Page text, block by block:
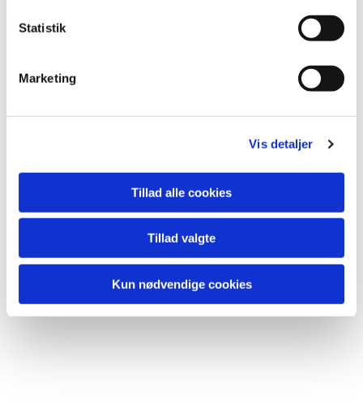
Statistik
Marketing
Vis detaljer
Tillad alle cookies
Tillad valgte
Kun nødvendige cookies
Du vil måske også kunne